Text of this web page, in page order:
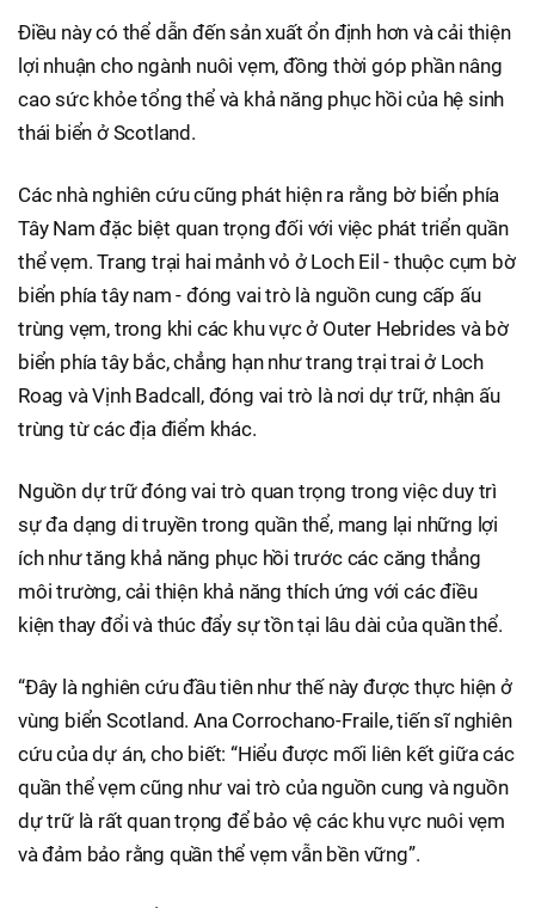
Điều này có thể dẫn đến sản xuất ổn định hơn và cải thiện
lợi nhuận cho ngành nuôi vẹm, đồng thời góp phần nâng
cao sức khỏe tổng thể và khả năng phục hồi của hệ sinh
thái biển ở Scotland.
Các nhà nghiên cứu cũng phát hiện ra rằng bờ biển phía
Tây Nam đặc biệt quan trọng đối với việc phát triển quần
thể vẹm. Trang trại hai mảnh vỏ ở Loch Eil - thuộc cụm bờ
biển phía tây nam - đóng vai trò là nguồn cung cấp ấu
trùng vẹm, trong khi các khu vực ở Outer Hebrides và bờ
biển phía tây bắc, chẳng hạn như trang trại trai ở Loch
Roag và Vịnh Badcall, đóng vai trò là nơi dự trữ, nhận ấu
trùng từ các địa điểm khác.
Nguồn dự trữ đóng vai trò quan trọng trong việc duy trì
sự đa dạng di truyền trong quần thể, mang lại những lợi
ích như tăng khả năng phục hồi trước các căng thẳng
môi trường, cải thiện khả năng thích ứng với các điều
kiện thay đổi và thúc đẩy sự tồn tại lâu dài của quần thể.
“Đây là nghiên cứu đầu tiên như thế này được thực hiện ở
vùng biển Scotland. Ana Corrochano-Fraile, tiến sĩ nghiên
cứu của dự án, cho biết: “Hiểu được mối liên kết giữa các
quần thể vẹm cũng như vai trò của nguồn cung và nguồn
dự trữ là rất quan trọng để bảo vệ các khu vực nuôi vẹm
và đảm bảo rằng quần thể vẹm vẫn bền vững”.